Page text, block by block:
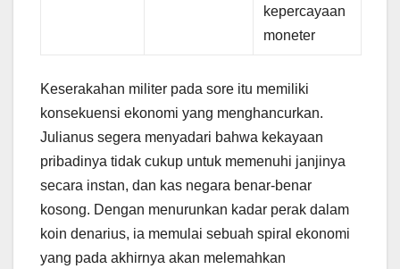
kepercayaan
moneter
Keserakahan militer pada sore itu memiliki
konsekuensi ekonomi yang menghancurkan.
Julianus segera menyadari bahwa kekayaan
pribadinya tidak cukup untuk memenuhi janjinya
secara instan, dan kas negara benar-benar
kosong. Dengan menurunkan kadar perak dalam
koin denarius, ia memulai sebuah spiral ekonomi
yang pada akhirnya akan melemahkan